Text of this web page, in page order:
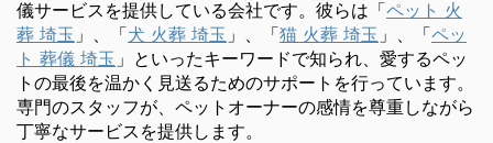
儀サービスを提供している会社です。彼らは「ペット 火
葬 埼玉 」、「犬 火葬 埼玉 」、「猫 火葬 埼玉 」、「ペッ
ト 葬儀 埼玉 」といったキーワードで知られ、愛するペッ
トの最後を温かく見送るためのサポートを行っています。
専門のスタッフが、ペットオーナーの感情を尊重しながら
丁寧なサービスを提供します。